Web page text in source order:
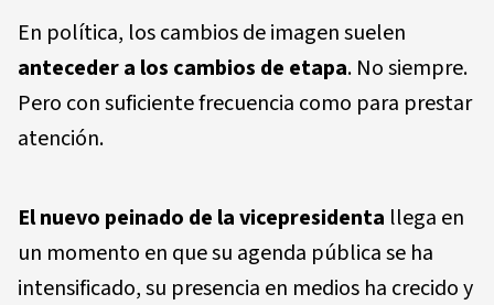
En política, los cambios de imagen suelen
anteceder a los cambios de etapa. No siempre.
Pero con suficiente frecuencia como para prestar
atención.
El nuevo peinado de la vicepresidenta llega en
un momento en que su agenda pública se ha
intensificado, su presencia en medios ha crecido y